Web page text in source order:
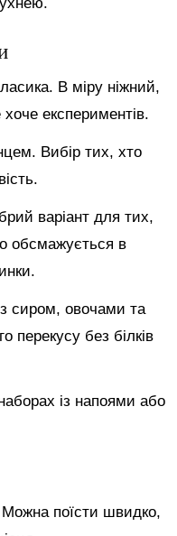
В міру ніжний,
експериментів.
Вибір тих, хто
варіант для тих,
обсмажується в
сиром, овочами та
перекусу без білків
із напоями або
Можна поїсти швидко,